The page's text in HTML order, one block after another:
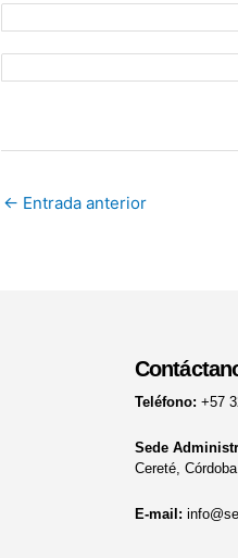
← Entrada anterior
Teléfono: +57
Sede
Cereté, Córdoba
E-mail: